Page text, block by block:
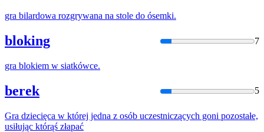
gra bilardowa rozgrywana na stole do ósemki.
bloking 7
gra blokiem w siatkówce.
berek 5
Gra dziecięca w której jedna z osób uczestniczących goni pozostałe,
usiłując którąś złapać